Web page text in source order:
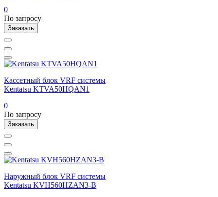
0
По запросу
Заказать
Кассетный блок VRF системы
Kentatsu KTVA50HQAN1
0
По запросу
Заказать
Наружный блок VRF системы
Kentatsu KVH560HZAN3-B